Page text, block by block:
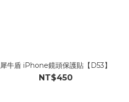
犀牛盾 iPhone鏡頭保護貼【D53】
NT$450